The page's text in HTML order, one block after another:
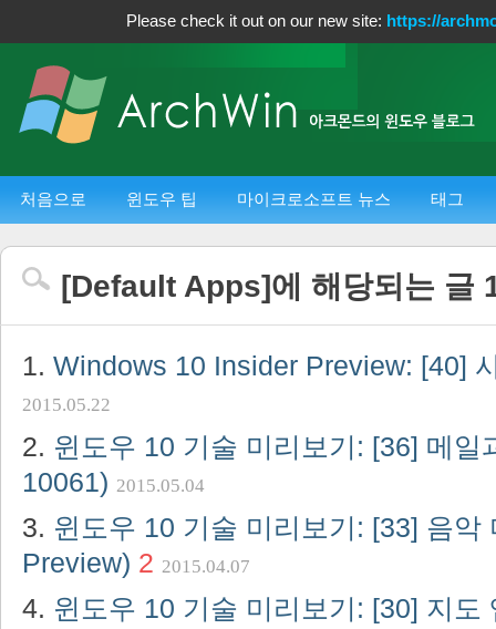
Please check it out on our new site: https://
처음으로 윈도우 팁 마이크로소프트 뉴스 태그
[Default Apps]에 해당되는 글
Windows 10 Insider Preview: [40]
2015.05.22
윈도우 10 기술 미리보기: [36] 메일
10061) 2015.05.04
윈도우 10 기술 미리보기: [33] 음악
Preview) 2 2015.04.07
윈도우 10 기술 미리보기: [30] 지도